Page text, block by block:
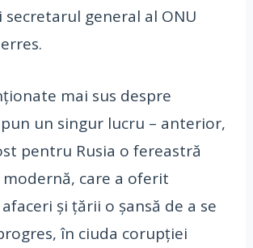
secretarul general al ONU
mai sus despre
un singur lucru – anterior,
pentru Rusia o fereastră
care a oferit
și țării o șansă de a se
în ciuda corupției